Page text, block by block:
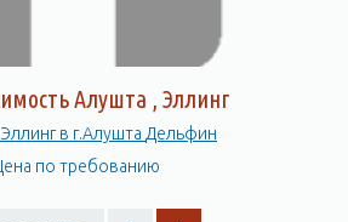
Алушта , Эллинг
Продам Эллинг в г.Алушта Дельфин
по требованию